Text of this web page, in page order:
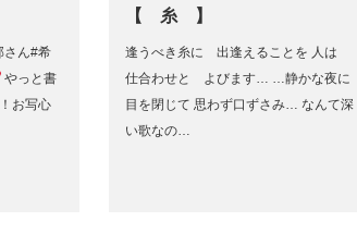
さん#希
やっと書
お写心
【 糸 】
逢うべき糸に 出逢えることを 人は
仕合わせと よびます… …静かな夜に
目を閉じて 思わず口ずさみ… なんて深
い歌なの…